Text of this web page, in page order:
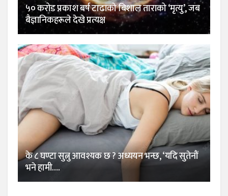
५० करोड प्रकाश बर्ष टाढाको बिशाल ताराको ‘मृत्यु’, जब
बैज्ञानिकहरूले देखे प्रत्यक्ष
के ८ घण्टा सुत्नु आवश्यक छ ? अध्ययन भन्छ, ‘यदि सुतेनौं
भने हामी….